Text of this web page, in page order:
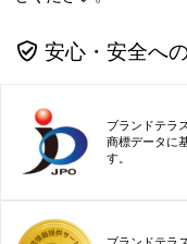
安心・安全へ
ブランドテラ
商標データに
す。